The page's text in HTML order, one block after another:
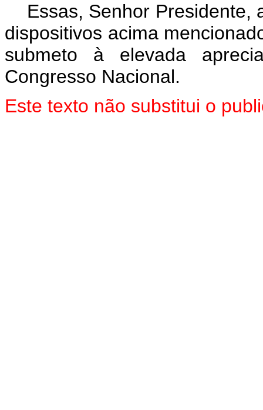
Essas, Senhor Presidente,
dispositivos acima
submeto à elevada
Congresso Nacional.
Este texto não substitui o